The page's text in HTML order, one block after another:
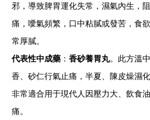
邪，導致脾胃運化失常，濕氣內生，
痛，噯氣頻繁，口中粘膩或發苦，食
常厚膩。
代表性中成藥 ： 香砂養胃丸。此方溫
香、砂仁行氣止痛，半夏、陳皮燥濕
非常適合用于現代人因壓力大、飲食
痛。